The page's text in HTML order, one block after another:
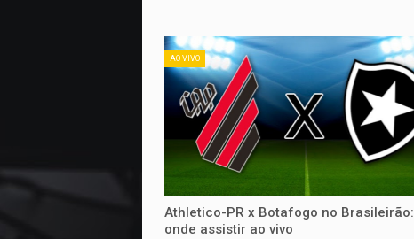
AO VIVO
Athletico-PR x Botafogo no Brasileirão:
onde assistir ao vivo